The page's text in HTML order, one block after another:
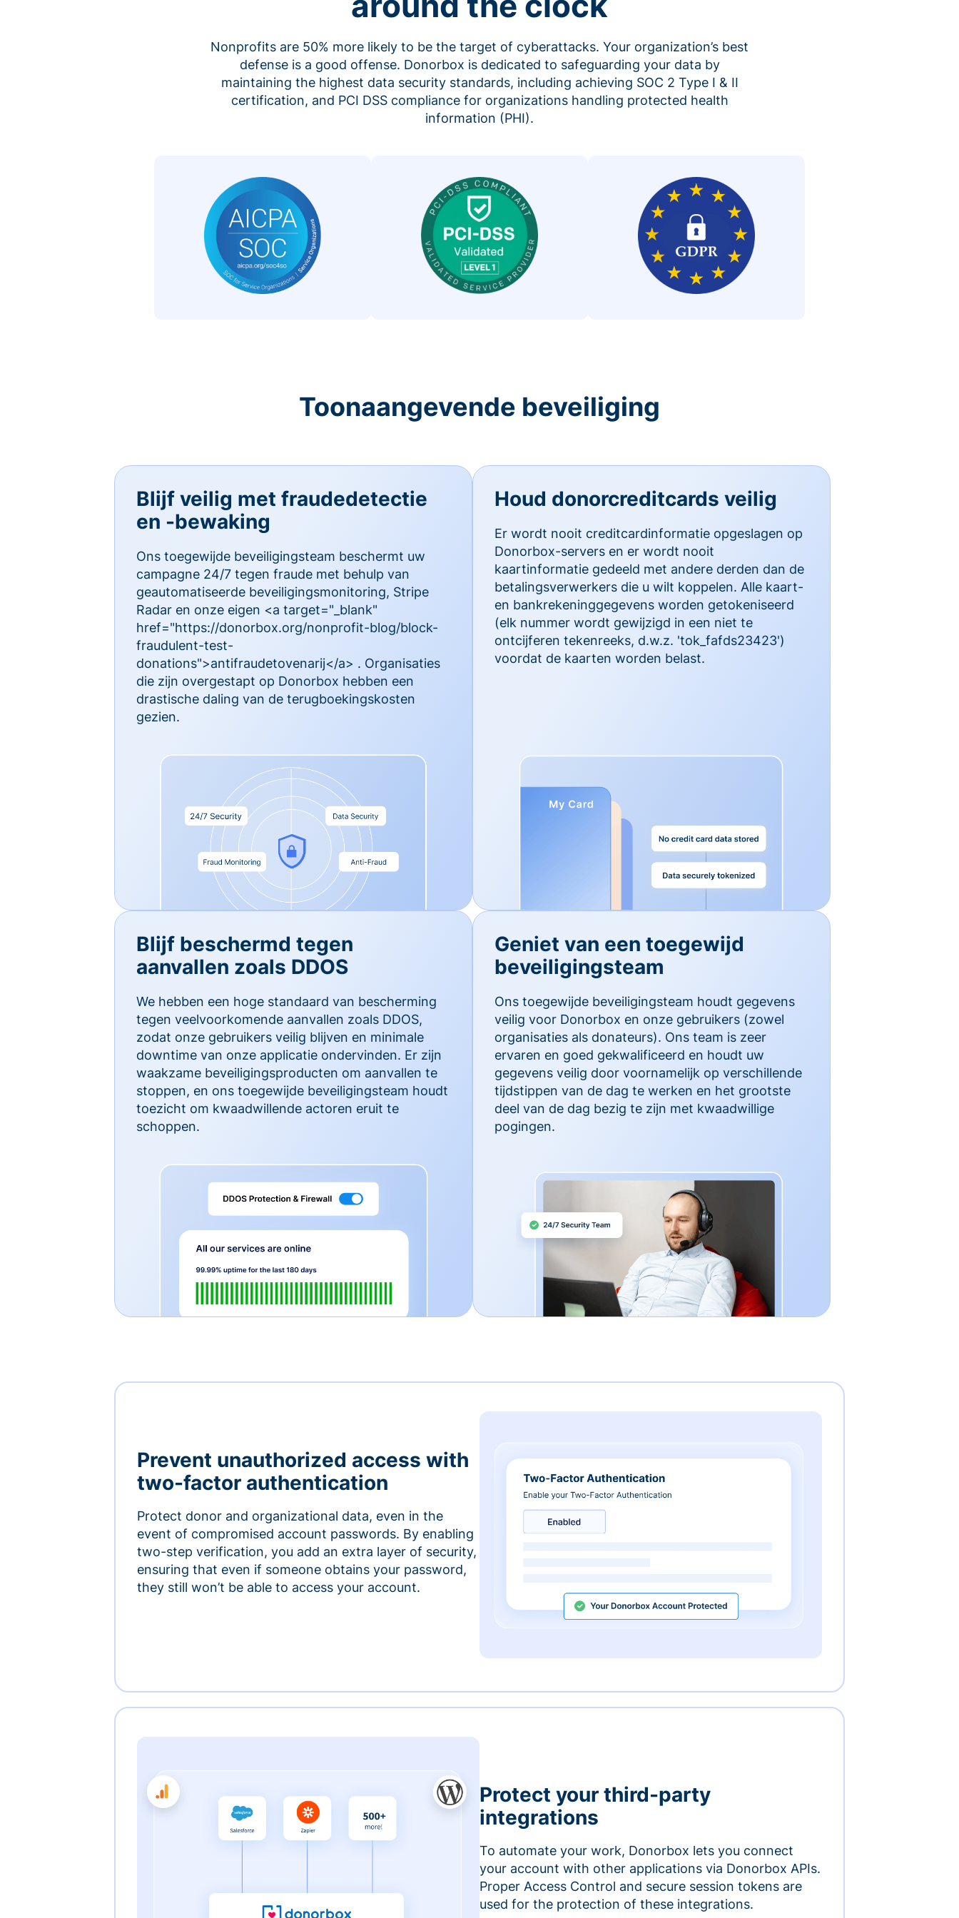
Nonprofits are 50% more likely to be the target of cyberattacks. Your organization’s best
defense is a good offense. Donorbox is dedicated to safeguarding your data by
maintaining the highest data security standards, including achieving SOC 2 Type I & II
certification, and PCI DSS compliance for organizations handling protected health
information (PHI).
Toonaangevende beveiliging
Blijf veilig met fraudedetectie
en -bewaking
Ons toegewijde beveiligingsteam beschermt uw
campagne 24/7 tegen fraude met behulp van
geautomatiseerde beveiligingsmonitoring, Stripe
Radar en onze eigen <a target="_blank"
href="https://donorbox.org/nonprofit-blog/block-
fraudulent-test-
donations">antifraudetovenarij</a> . Organisaties
die zijn overgestapt op Donorbox hebben een
drastische daling van de terugboekingskosten
gezien.
Houd donorcreditcards veilig
Er wordt nooit creditcardinformatie opgeslagen op
Donorbox-servers en er wordt nooit
kaartinformatie gedeeld met andere derden dan de
betalingsverwerkers die u wilt koppelen. Alle kaart-
en bankrekeninggegevens worden getokeniseerd
(elk nummer wordt gewijzigd in een niet te
ontcijferen tekenreeks, d.w.z. 'tok_fafds23423')
voordat de kaarten worden belast.
Blijf beschermd tegen
aanvallen zoals DDOS
We hebben een hoge standaard van bescherming
tegen veelvoorkomende aanvallen zoals DDOS,
zodat onze gebruikers veilig blijven en minimale
downtime van onze applicatie ondervinden. Er zijn
waakzame beveiligingsproducten om aanvallen te
stoppen, en ons toegewijde beveiligingsteam houdt
toezicht om kwaadwillende actoren eruit te
schoppen.
Geniet van een toegewijd
beveiligingsteam
Ons toegewijde beveiligingsteam houdt gegevens
veilig voor Donorbox en onze gebruikers (zowel
organisaties als donateurs). Ons team is zeer
ervaren en goed gekwalificeerd en houdt uw
gegevens veilig door voornamelijk op verschillende
tijdstippen van de dag te werken en het grootste
deel van de dag bezig te zijn met kwaadwillige
pogingen.
Prevent unauthorized access with
two-factor authentication
Protect donor and organizational data, even in the
event of compromised account passwords. By enabling
two-step verification, you add an extra layer of security,
ensuring that even if someone obtains your password,
they still won’t be able to access your account.
Protect your third-party
integrations
To automate your work, Donorbox lets you connect
your account with other applications via Donorbox APIs.
Proper Access Control and secure session tokens are
used for the protection of these integrations.